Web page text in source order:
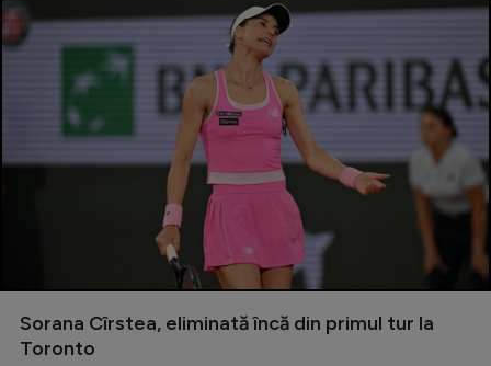
Sorana Cîrstea, eliminată încă din primul tur la
Toronto